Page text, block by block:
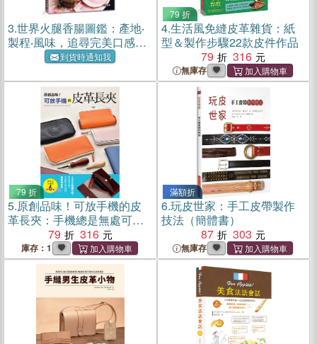
3.世界火腿香腸圖鑑：產地‧
製程‧風味，追尋完美口感的
味覺聖經
到貨時通知我
79 折
4.生活風免縫皮革雜貨：紙
型＆製作步驟22款皮件作品
79
316
無庫存
79 折
5.原創品味！可放手機的皮
革長夾：手機總是無處可
放？教你親手製作可搭配手
機品味的質感長皮夾！(內附
紙型)
79 316
庫存：1
滿額折
6.玩皮世家：手工皮帶製作
技法（簡體書）
87
303
無庫存